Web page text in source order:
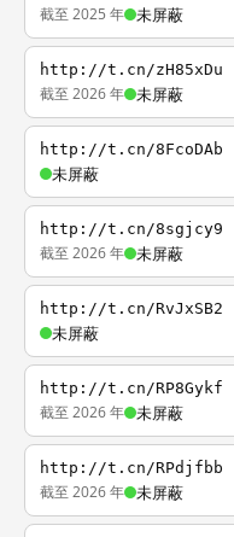
截至 2025 年 未屏蔽
http://t.cn/zH85xDu
截至 2026 年 未屏蔽
http://t.cn/8FcoDAb
未屏蔽
http://t.cn/8sgjcy9
截至 2026 年 未屏蔽
http://t.cn/RvJxSB2
未屏蔽
http://t.cn/RP8Gykf
截至 2026 年 未屏蔽
http://t.cn/RPdjfbb
截至 2026 年 未屏蔽